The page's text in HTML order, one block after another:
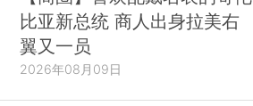
比亚新总统 商人出身拉美右
翼又一员
2026年08月09日